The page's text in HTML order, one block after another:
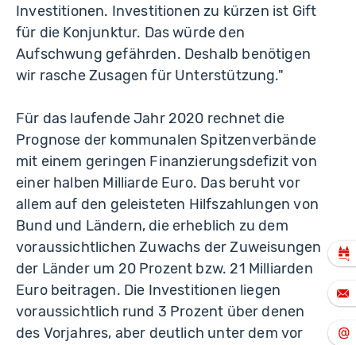
Investitionen. Investitionen zu kürzen ist Gift
für die Konjunktur. Das würde den
Aufschwung gefährden. Deshalb benötigen
wir rasche Zusagen für Unterstützung."
Für das laufende Jahr 2020 rechnet die
Prognose der kommunalen Spitzenverbände
mit einem geringen Finanzierungsdefizit von
einer halben Milliarde Euro. Das beruht vor
allem auf den geleisteten Hilfszahlungen von
Bund und Ländern, die erheblich zu dem
voraussichtlichen Zuwachs der Zuweisungen
der Länder um 20 Prozent bzw. 21 Milliarden
Euro beitragen. Die Investitionen liegen
voraussichtlich rund 3 Prozent über denen
des Vorjahres, aber deutlich unter dem vor